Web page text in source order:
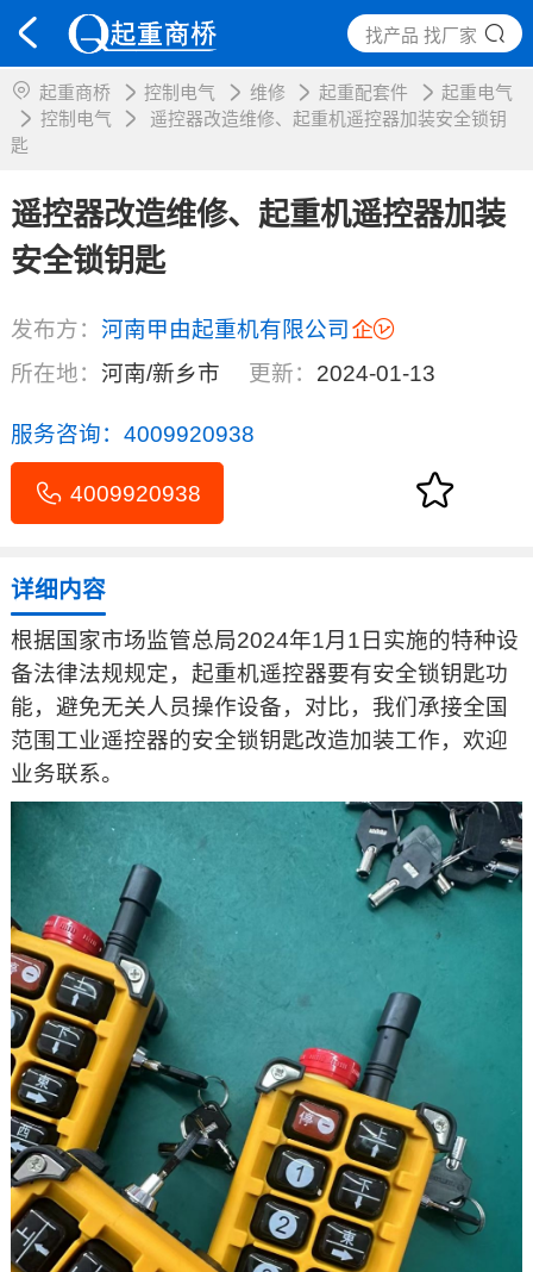
找产品 找厂家
起重商桥 控制电气 维修 起重配套件
起重电气
控制电气
遥控器改造维修、起重机遥控器加装安全锁钥
匙
遥控器改造维修、起重机遥控器加装
安全锁钥匙
发布方：河南甲由起重机有限公司
所在地：河南/新乡市 更新： 2024-01-13
服务咨询：4009920938
4009920938
详细内容
根据国家市场监管总局2024年1月1日实施的特种设
备法律法规规定，起重机遥控器要有安全锁钥匙功
能，避免无关人员操作设备，对比，我们承接全国
范围工业遥控器的安全锁钥匙改造加装工作，欢迎
业务联系。